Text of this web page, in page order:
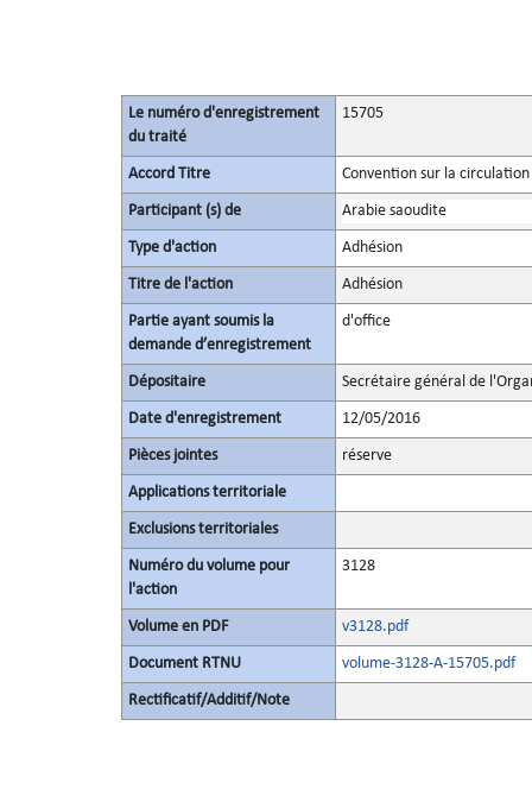
Le numéro d'enregistrement
du traité
15705
Accord Titre Convention sur la
Participant (s) de Arabie saoudite
Type d'action Adhésion
Titre de l'action Adhésion
Partie ayant soumis la
demande d’enregistrement
d'office
Dépositaire Secrétaire général de
Date d'enregistrement 12/05/2016
Pièces jointes réserve
Applications territoriale
Exclusions territoriales
Numéro du volume pour
l'action
3128
Volume en PDF v3128.pdf
Document RTNU volume-3128-A-15705.pdf
Rectificatif/Additif/Note